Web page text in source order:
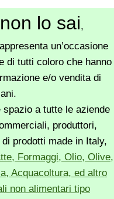
lo sai,
un’occasione
di tutti coloro che hanno
e/o vendita di
a tutte le aziende
produttori,
prodotti made in Italy,
Formaggi, Olio, Olive,
Acquacoltura, ed altro
non alimentari tipo